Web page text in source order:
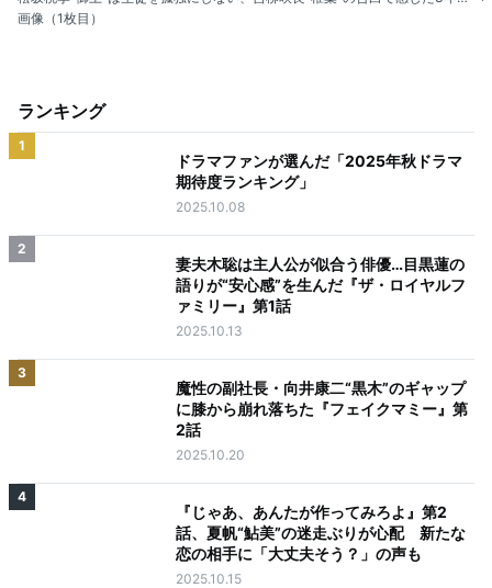
画像（1枚目）
ランキング
1
ドラマファンが選んだ「2025年秋ドラマ
期待度ランキング」
2025.10.08
2
妻夫木聡は主人公が似合う俳優…目黒蓮の
語りが“安心感”を生んだ『ザ・ロイヤルフ
ァミリー』第1話
2025.10.13
3
魔性の副社長・向井康二“黒木”のギャップ
に膝から崩れ落ちた『フェイクマミー』第
2話
2025.10.20
4
『じゃあ、あんたが作ってみろよ』第2
話、夏帆“鮎美”の迷走ぶりが心配 新たな
恋の相手に「大丈夫そう？」の声も
2025.10.15